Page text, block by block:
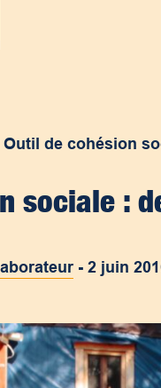
Outil de cohésion
sociale :
-2 juin